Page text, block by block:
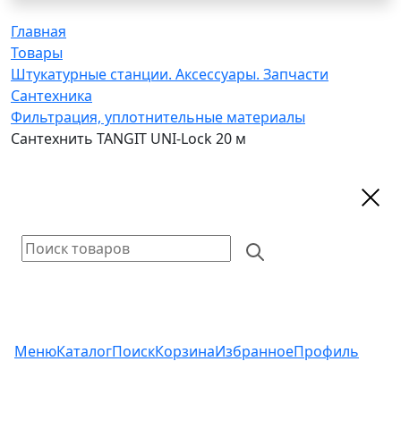
Главная
Товары
Штукатурные станции. Аксессуары. Запчасти
Сантехника
Фильтрация, уплотнительные материалы
Сантехнить TANGIT UNI-Lock 20 м
МенюКаталогПоискКорзинаИзбранноеПрофиль